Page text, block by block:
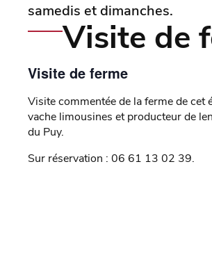
samedis et dimanches.
Visite de
Visite de ferme
Visite commentée de la ferme de cet
vache limousines et producteur de
du Puy.
Sur réservation : 06 61 13 02 39.